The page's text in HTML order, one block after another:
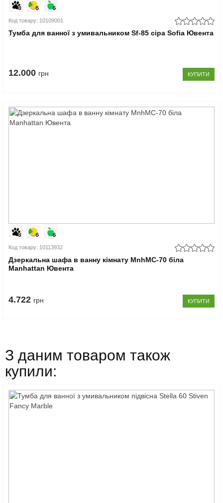
Код товару: 10109001
Тумба для ванної з умивальником Sf-85 сіра Sofia Ювента
12.000 грн КУПИТИ
Код товару: 10113932
Дзеркальна шафа в ванну кімнату MnhMC-70 біла
Manhattan Ювента
4.722 грн КУПИТИ
З даним товаром також
купили: